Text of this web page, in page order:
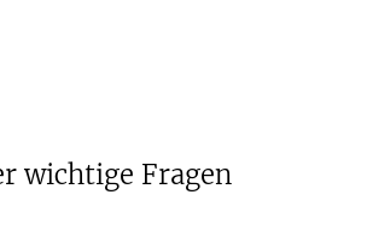
wichtige Fragen